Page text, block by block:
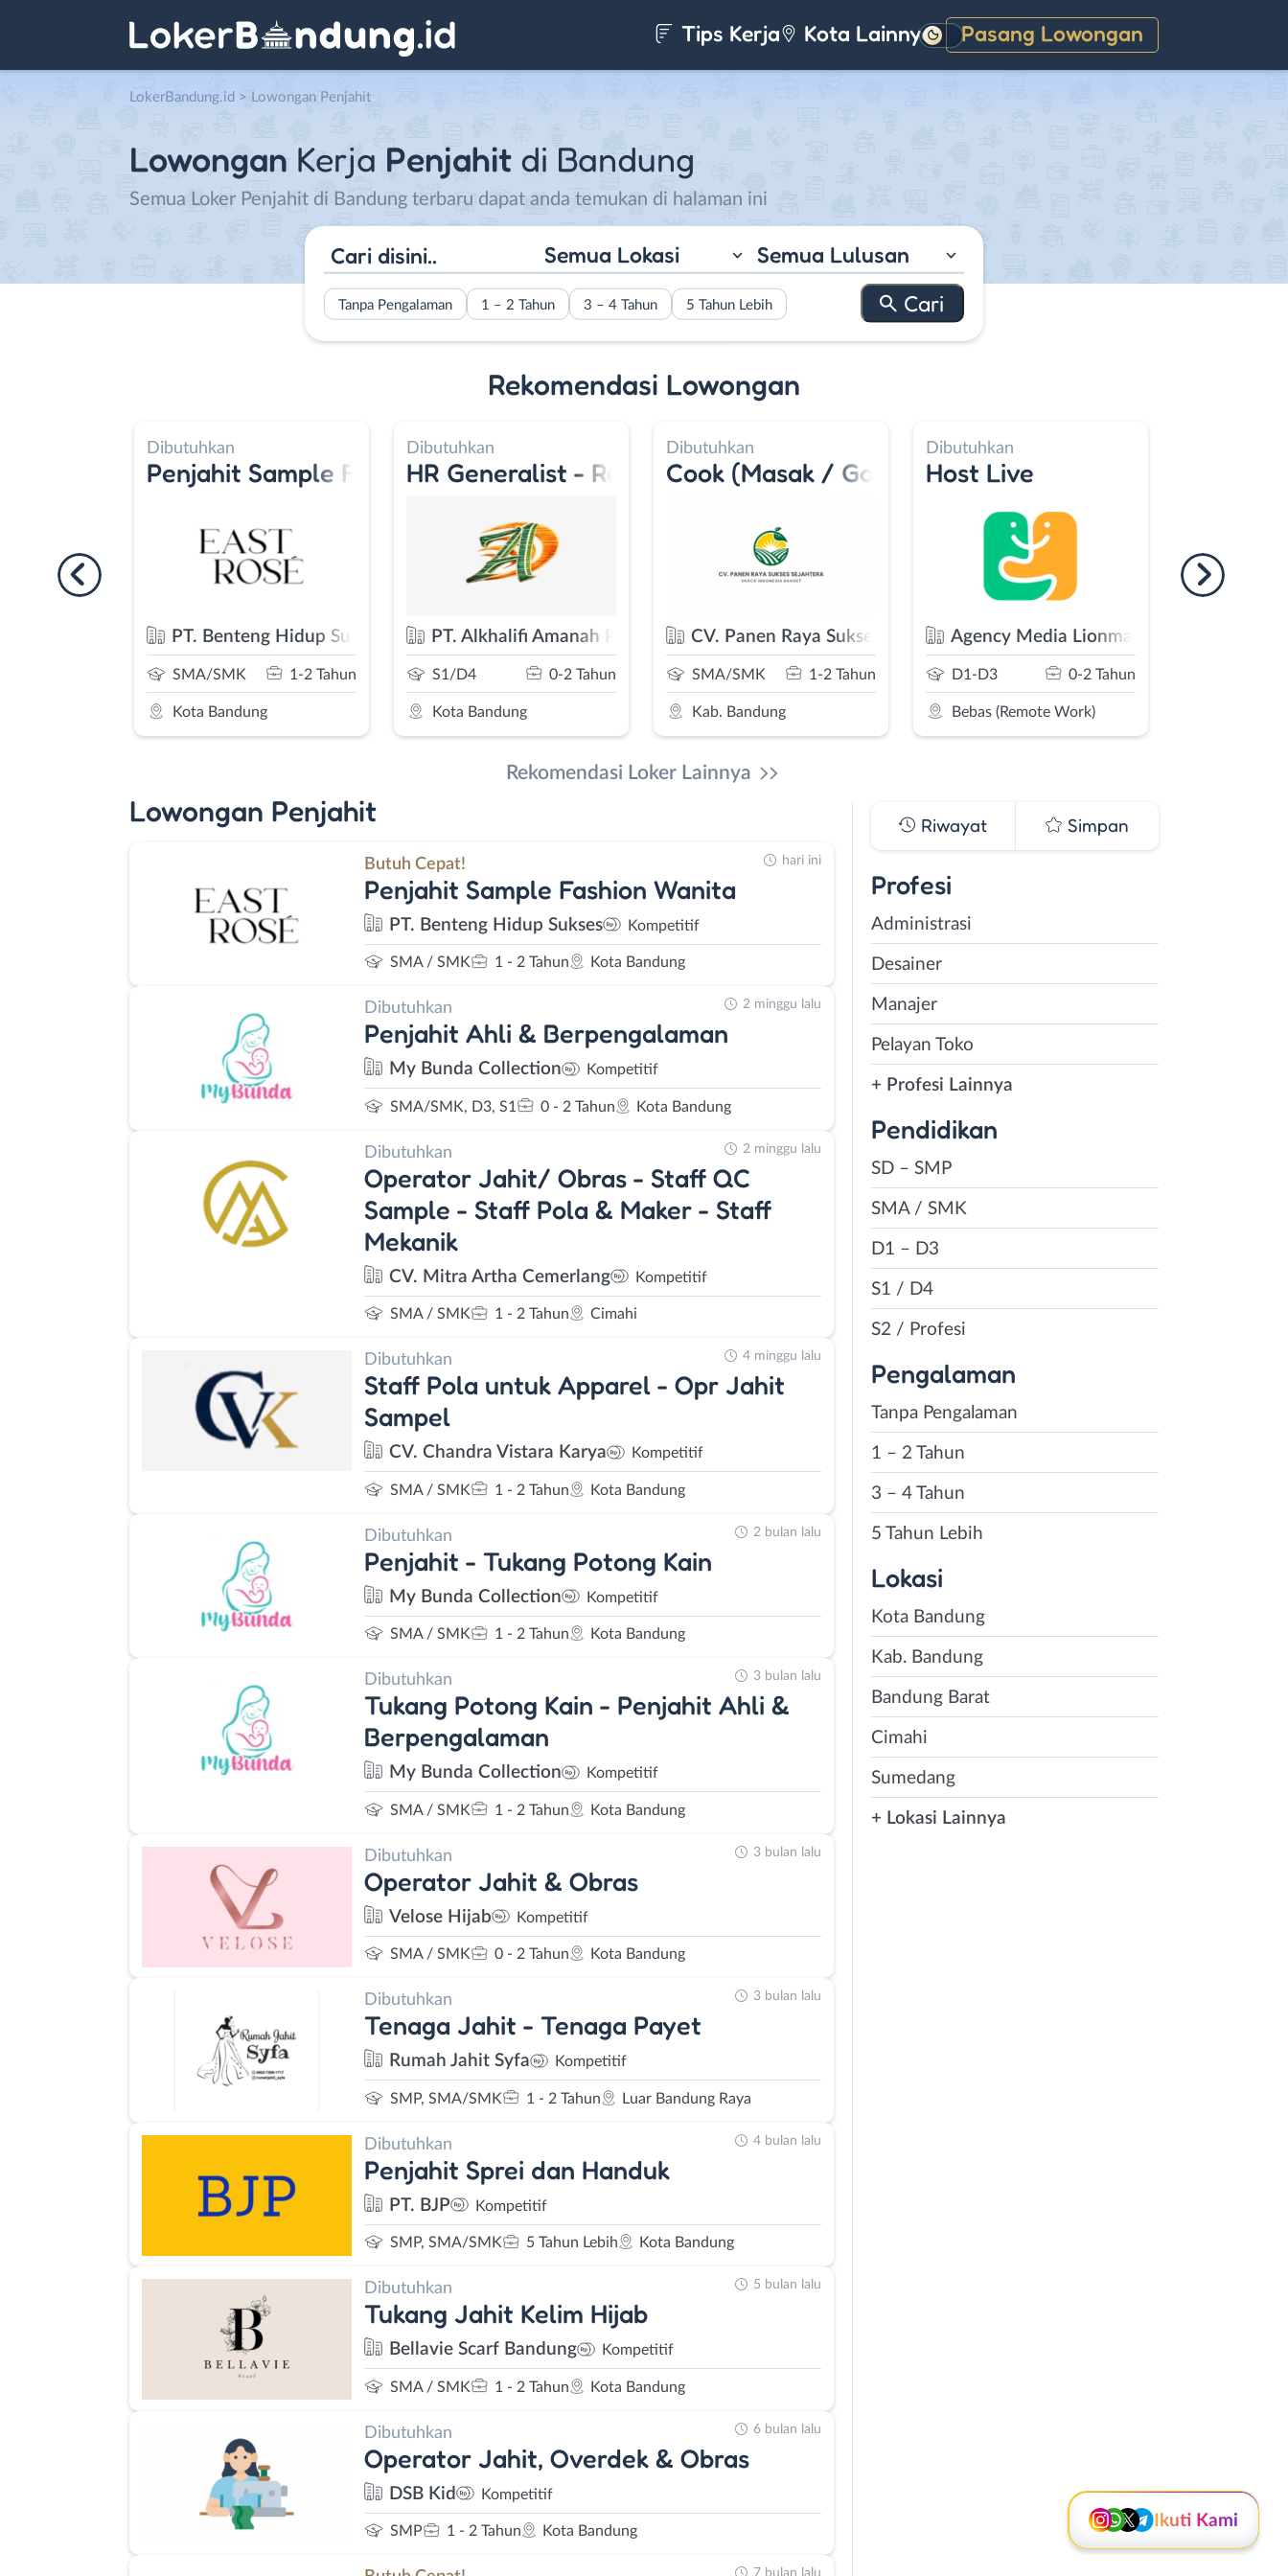
Tips Kerja Kota Lainnya Pasang Lowongan
Gelap
LokerBandung.id > Lowongan Penjahit
Lowongan Kerja Penjahit di Bandung
Semua Loker Penjahit di Bandung terbaru dapat anda temukan di halaman ini
Semua Lokasi Semua Lulusan
Tanpa Pengalaman 1 – 2 Tahun 3 – 4 Tahun 5 Tahun Lebih
Rekomendasi Lowongan
Sample Fashion Wanita
Benteng Hidup Sukses
1-2 Tahun
Dibutuhkan
HR Generalist - Receptionist - Account Executive
PT. Alkhalifi Amanah Putra
SMA/SMK 0-2 Tahun
Kota Bandung
Dibutuhkan
Cook (Masak / Goreng)
CV. Panen Raya Sukses Sejahtera
SMA/SMK 1-2 Tahun
Kab. Bandung
Dibutuhkan
Host Live
Agency Media Lionmanagement.ofc
S1/D4 0-2 Tahun
Bebas (Remote Work)
Dibutuhkan
Operator Konten &
PT. Cahaya Inti Global
S1/D4
Kab. Bandung
Rekomendasi Loker Lainnya
Lowongan Penjahit
Butuh Cepat!
Penjahit Sample Fashion Wanita
PT. Benteng Hidup Sukses Kompetitif
SMA / SMK 1 - 2 Tahun Kota Bandung
hari ini
Dibutuhkan
Penjahit Ahli & Berpengalaman
My Bunda Collection Kompetitif
SMA/SMK, D3, S1 0 - 2 Tahun Kota Bandung
2 minggu lalu
Dibutuhkan
Operator Jahit/ Obras - Staff QC
Sample - Staff Pola & Maker - Staff
Mekanik
CV. Mitra Artha Cemerlang Kompetitif
SMA / SMK 1 - 2 Tahun Cimahi
2 minggu lalu
Dibutuhkan
Staff Pola untuk Apparel - Opr Jahit
Sampel
CV. Chandra Vistara Karya Kompetitif
SMA / SMK 1 - 2 Tahun Kota Bandung
4 minggu lalu
Dibutuhkan
Penjahit - Tukang Potong Kain
My Bunda Collection Kompetitif
SMA / SMK 1 - 2 Tahun Kota Bandung
2 bulan lalu
Dibutuhkan
Tukang Potong Kain - Penjahit Ahli &
Berpengalaman
My Bunda Collection Kompetitif
SMA / SMK 1 - 2 Tahun Kota Bandung
3 bulan lalu
Dibutuhkan
Operator Jahit & Obras
Velose Hijab Kompetitif
SMA / SMK 0 - 2 Tahun Kota Bandung
3 bulan lalu
Dibutuhkan
Tenaga Jahit - Tenaga Payet
Rumah Jahit Syfa Kompetitif
SMP, SMA/SMK 1 - 2 Tahun Luar Bandung Raya
3 bulan lalu
Dibutuhkan
Penjahit Sprei dan Handuk
PT. BJP Kompetitif
SMP, SMA/SMK 5 Tahun Lebih Kota Bandung
4 bulan lalu
Dibutuhkan
Tukang Jahit Kelim Hijab
Bellavie Scarf Bandung Kompetitif
SMA / SMK 1 - 2 Tahun Kota Bandung
5 bulan lalu
Dibutuhkan
Operator Jahit, Overdek & Obras
DSB Kid Kompetitif
SMP 1 - 2 Tahun Kota Bandung
6 bulan lalu
7 bulan lalu
Riwayat Simpan
Profesi
Administrasi
Desainer
Manajer
Pelayan Toko
+ Profesi Lainnya
Pendidikan
SD – SMP
SMA / SMK
D1 – D3
S1 / D4
S2 / Profesi
Pengalaman
Tanpa Pengalaman
1 – 2 Tahun
3 – 4 Tahun
5 Tahun Lebih
Lokasi
Kota Bandung
Kab. Bandung
Bandung Barat
Cimahi
Sumedang
+ Lokasi Lainnya
Ikuti Kami